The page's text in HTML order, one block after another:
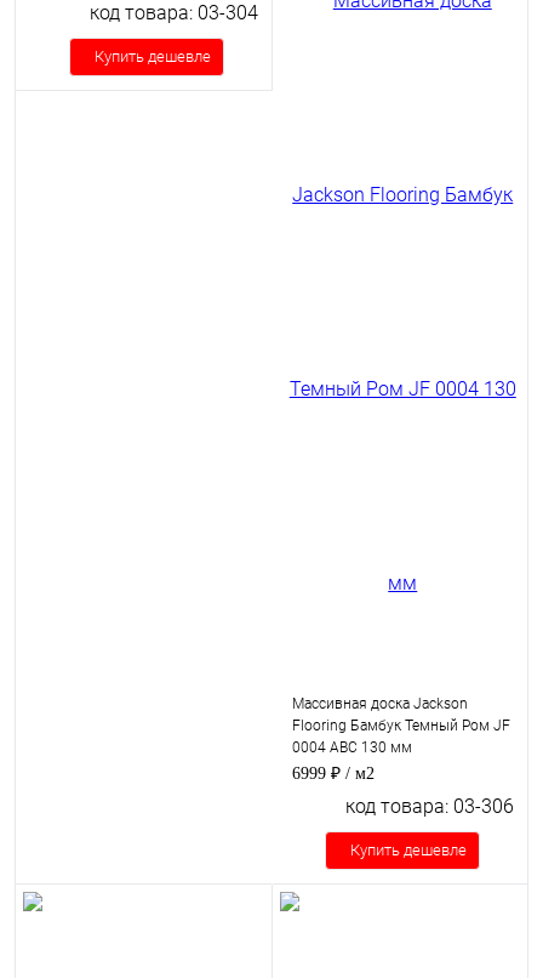
код товара: 03-304
Купить дешевле
Массивная доска Jackson
Flooring Бамбук Темный Ром JF
0004 ABC 130 мм
6999 ₽ / м2
код товара: 03-306
Купить дешевле